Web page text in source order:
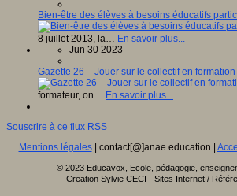
Bien-être des élèves à besoins éducatifs
8 juillet 2013, la… En savoir plus...
Jun 30 2023
Gazette 26 – Jouer sur le collectif en formation
formateur, on… En savoir plus...
Souscrire à ce flux RSS
Mentions légales| contact[@]anae.education |
© 2023 Educavox, Ecole, pédagogie,
Creation Sylvie CECI - Sites Internet /